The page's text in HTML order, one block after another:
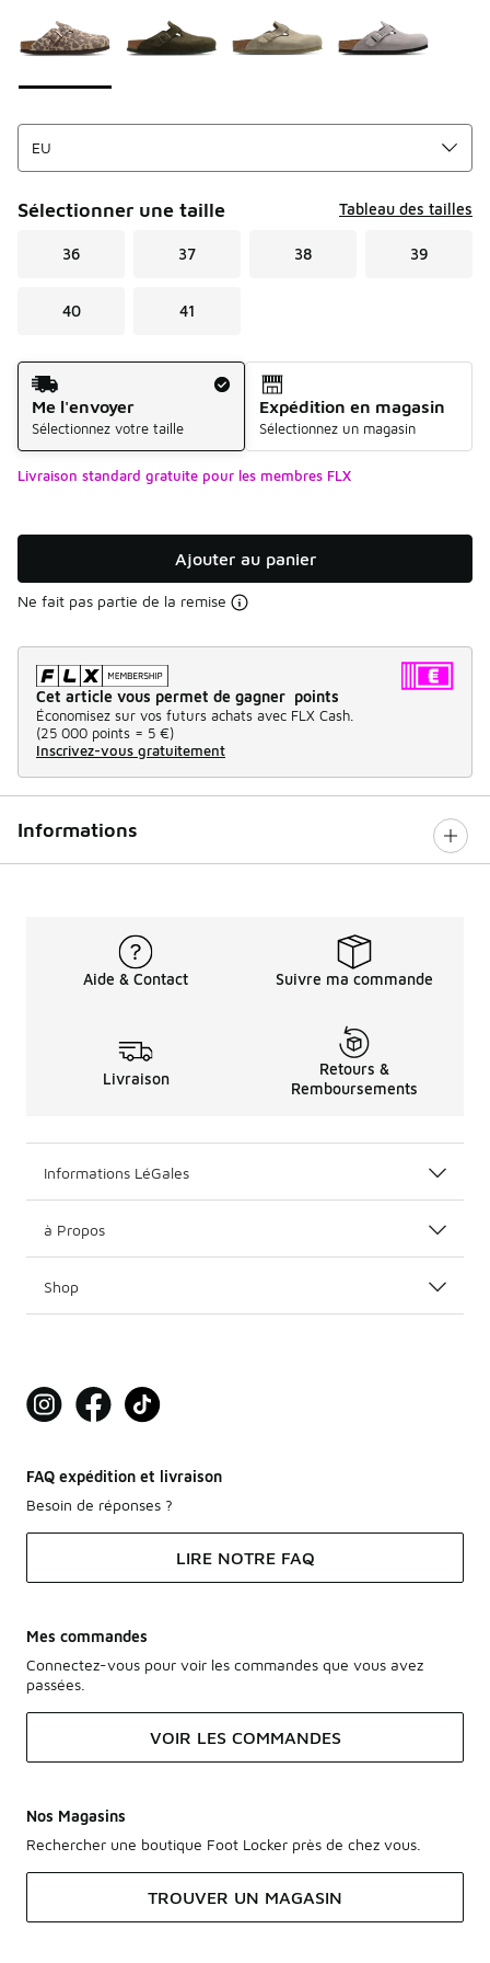
Sélectionner une taille Tableau des tailles
36 37 38 39
40 41
Mode d'expédition
Me l'envoyer
Sélectionnez votre taille
Expédition en magasin
Sélectionnez un magasin
Livraison standard gratuite pour les membres FLX
Ajouter au panier
Ne fait pas partie de la remise
Cet article vous permet de gagner points
Économisez sur vos futurs achats avec FLX Cash.
(25 000 points = 5 €)
Inscrivez-vous gratuitement
Informations
Aide & Contact Suivre ma commande
Livraison
Retours &
Remboursements
Informations LéGales
à Propos
Shop
FAQ expédition et livraison
Besoin de réponses ?
LIRE NOTRE FAQ
Mes commandes
Connectez-vous pour voir les commandes que vous avez
passées.
VOIR LES COMMANDES
Nos Magasins
Rechercher une boutique Foot Locker près de chez vous.
TROUVER UN MAGASIN